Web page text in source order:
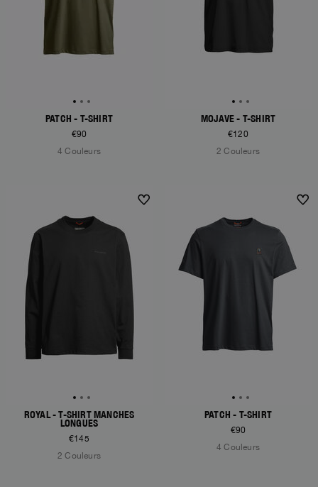
PATCH - T-SHIRT
€90
4 Couleurs
MOJAVE - T-SHIRT
€120
2 Couleurs
ROYAL - T-SHIRT MANCHES
LONGUES
€145
2 Couleurs
PATCH - T-SHIRT
€90
4 Couleurs